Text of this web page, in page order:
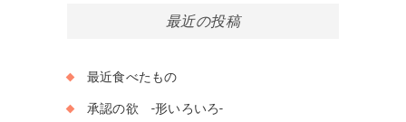
最近の投稿
最近食べたもの
承認の欲 -形いろいろ-